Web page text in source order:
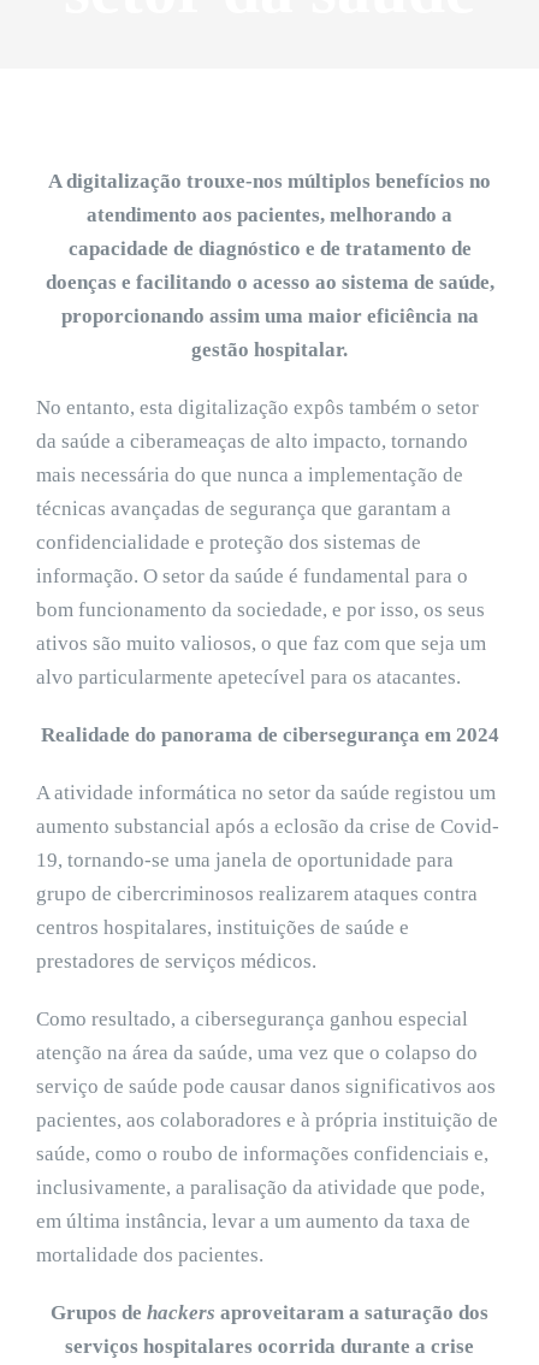
A digitalização trouxe-nos múltiplos benefícios no
atendimento aos pacientes, melhorando a
capacidade de diagnóstico e de tratamento de
doenças e facilitando o acesso ao sistema de saúde,
proporcionando assim uma maior eficiência na
gestão hospitalar.
No entanto, esta digitalização expôs também o setor
da saúde a ciberameaças de alto impacto, tornando
mais necessária do que nunca a implementação de
técnicas avançadas de segurança que garantam a
confidencialidade e proteção dos sistemas de
informação. O setor da saúde é fundamental para o
bom funcionamento da sociedade, e por isso, os seus
ativos são muito valiosos, o que faz com que seja um
alvo particularmente apetecível para os atacantes.
Realidade do panorama de cibersegurança em 2024
A atividade informática no setor da saúde registou um
aumento substancial após a eclosão da crise de Covid-
19, tornando-se uma janela de oportunidade para
grupo de cibercriminosos realizarem ataques contra
centros hospitalares, instituições de saúde e
prestadores de serviços médicos.
Como resultado, a cibersegurança ganhou especial
atenção na área da saúde, uma vez que o colapso do
serviço de saúde pode causar danos significativos aos
pacientes, aos colaboradores e à própria instituição de
saúde, como o roubo de informações confidenciais e,
inclusivamente, a paralisação da atividade que pode,
em última instância, levar a um aumento da taxa de
mortalidade dos pacientes.
Grupos de hackers aproveitaram a saturação dos
serviços hospitalares ocorrida durante a crise